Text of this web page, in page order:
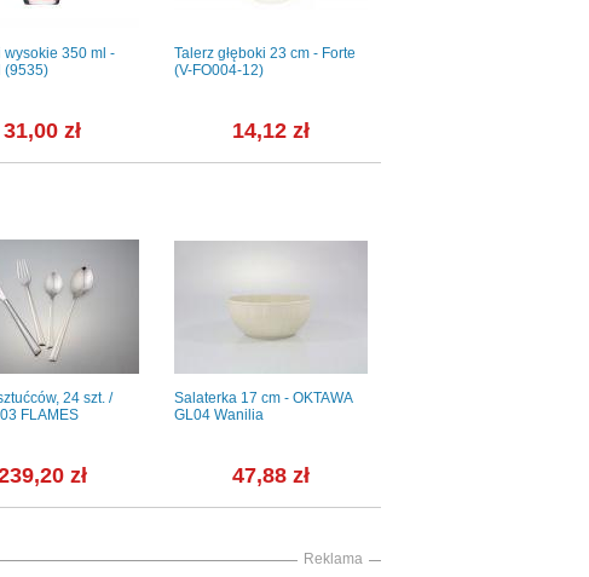
wysokie 350 ml -
(9535)
31,00 zł
Talerz głęboki 23 cm - Forte
(V-FO004-12)
14,12 zł
24 szt. /
FLAMES
zł
Salaterka 17 cm - OKTAWA
GL04 Wanilia
47,88 zł
Reklama